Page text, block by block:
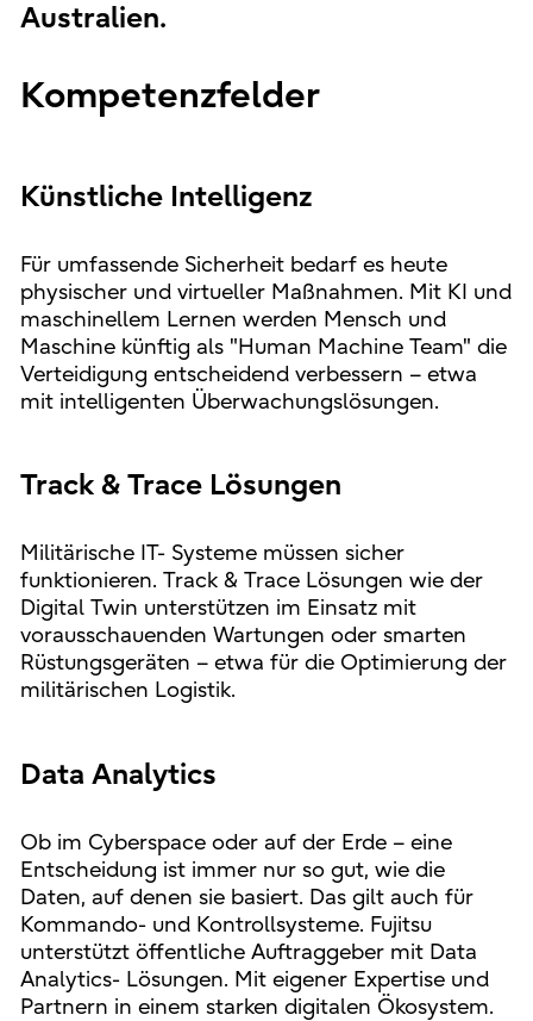
Australien.
Kompetenzfelder
Künstliche Intelligenz
Für umfassende Sicherheit bedarf es heute
physischer und virtueller Maßnahmen. Mit KI und
maschinellem Lernen werden Mensch und
Maschine künftig als "Human Machine Team" die
Verteidigung entscheidend verbessern – etwa
mit intelligenten Überwachungslösungen.
Track & Trace Lösungen
Militärische IT- Systeme müssen sicher
funktionieren. Track & Trace Lösungen wie der
Digital Twin unterstützen im Einsatz mit
vorausschauenden Wartungen oder smarten
Rüstungsgeräten – etwa für die Optimierung der
militärischen Logistik.
Data Analytics
Ob im Cyberspace oder auf der Erde – eine
Entscheidung ist immer nur so gut, wie die
Daten, auf denen sie basiert. Das gilt auch für
Kommando- und Kontrollsysteme. Fujitsu
unterstützt öffentliche Auftraggeber mit Data
Analytics- Lösungen. Mit eigener Expertise und
Partnern in einem starken digitalen Ökosystem.